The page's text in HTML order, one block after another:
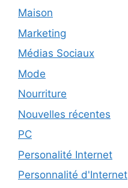
Maison
Marketing
Médias Sociaux
Mode
Nourriture
Nouvelles récentes
PC
Personalité Internet
Personnalité d'Internet